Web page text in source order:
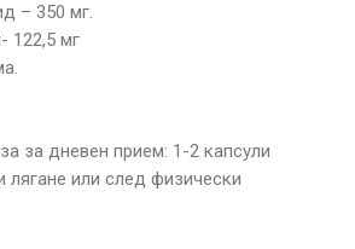
– 350 мг.
122,5 мг
за дневен прием: 1-2 капсули
лягане или след физически